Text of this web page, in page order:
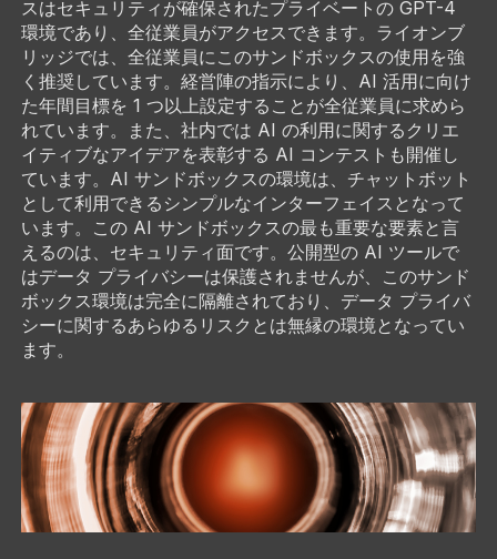
スはセキュリティが確保されたプライベートの GPT-4
環境であり、全従業員がアクセスできます。ライオンブ
リッジでは、全従業員にこのサンドボックスの使用を強
く推奨しています。経営陣の指示により、AI 活用に向け
た年間目標を 1 つ以上設定することが全従業員に求めら
れています。また、社内では AI の利用に関するクリエ
イティブなアイデアを表彰する AI コンテストも開催し
ています。AI サンドボックスの環境は、チャットボット
として利用できるシンプルなインターフェイスとなって
います。この AI サンドボックスの最も重要な要素と言
えるのは、セキュリティ面です。公開型の AI ツールで
はデータ プライバシーは保護されませんが、このサンド
ボックス環境は完全に隔離されており、データ プライバ
シーに関するあらゆるリスクとは無縁の環境となってい
ます。